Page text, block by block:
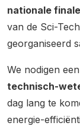
nationale finale
van de Sci-
georganiseerd
We nodigen een
technisch-
dag lang te
energie-